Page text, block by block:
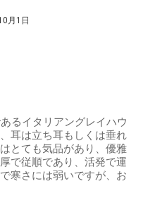
月1日
るイタリアングレイハウ
耳は立ち耳もしくは垂れ
とても気品があり、優雅
で従順であり、活発で運
寒さには弱いですが、お